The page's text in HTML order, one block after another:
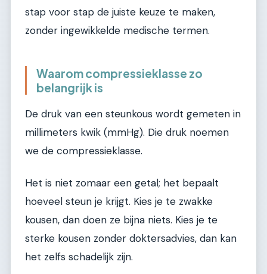
stap voor stap de juiste keuze te maken,
zonder ingewikkelde medische termen.
Waarom compressieklasse zo
belangrijk is
De druk van een steunkous wordt gemeten in
millimeters kwik (mmHg). Die druk noemen
we de compressieklasse.
Het is niet zomaar een getal; het bepaalt
hoeveel steun je krijgt. Kies je te zwakke
kousen, dan doen ze bijna niets. Kies je te
sterke kousen zonder doktersadvies, dan kan
het zelfs schadelijk zijn.